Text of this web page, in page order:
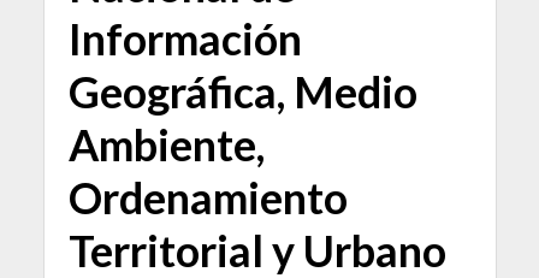
Información
Geográfica, Medio
Ambiente,
Ordenamiento
Territorial y Urbano